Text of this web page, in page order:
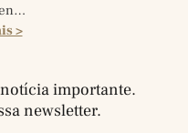
>
importante.
newsletter.